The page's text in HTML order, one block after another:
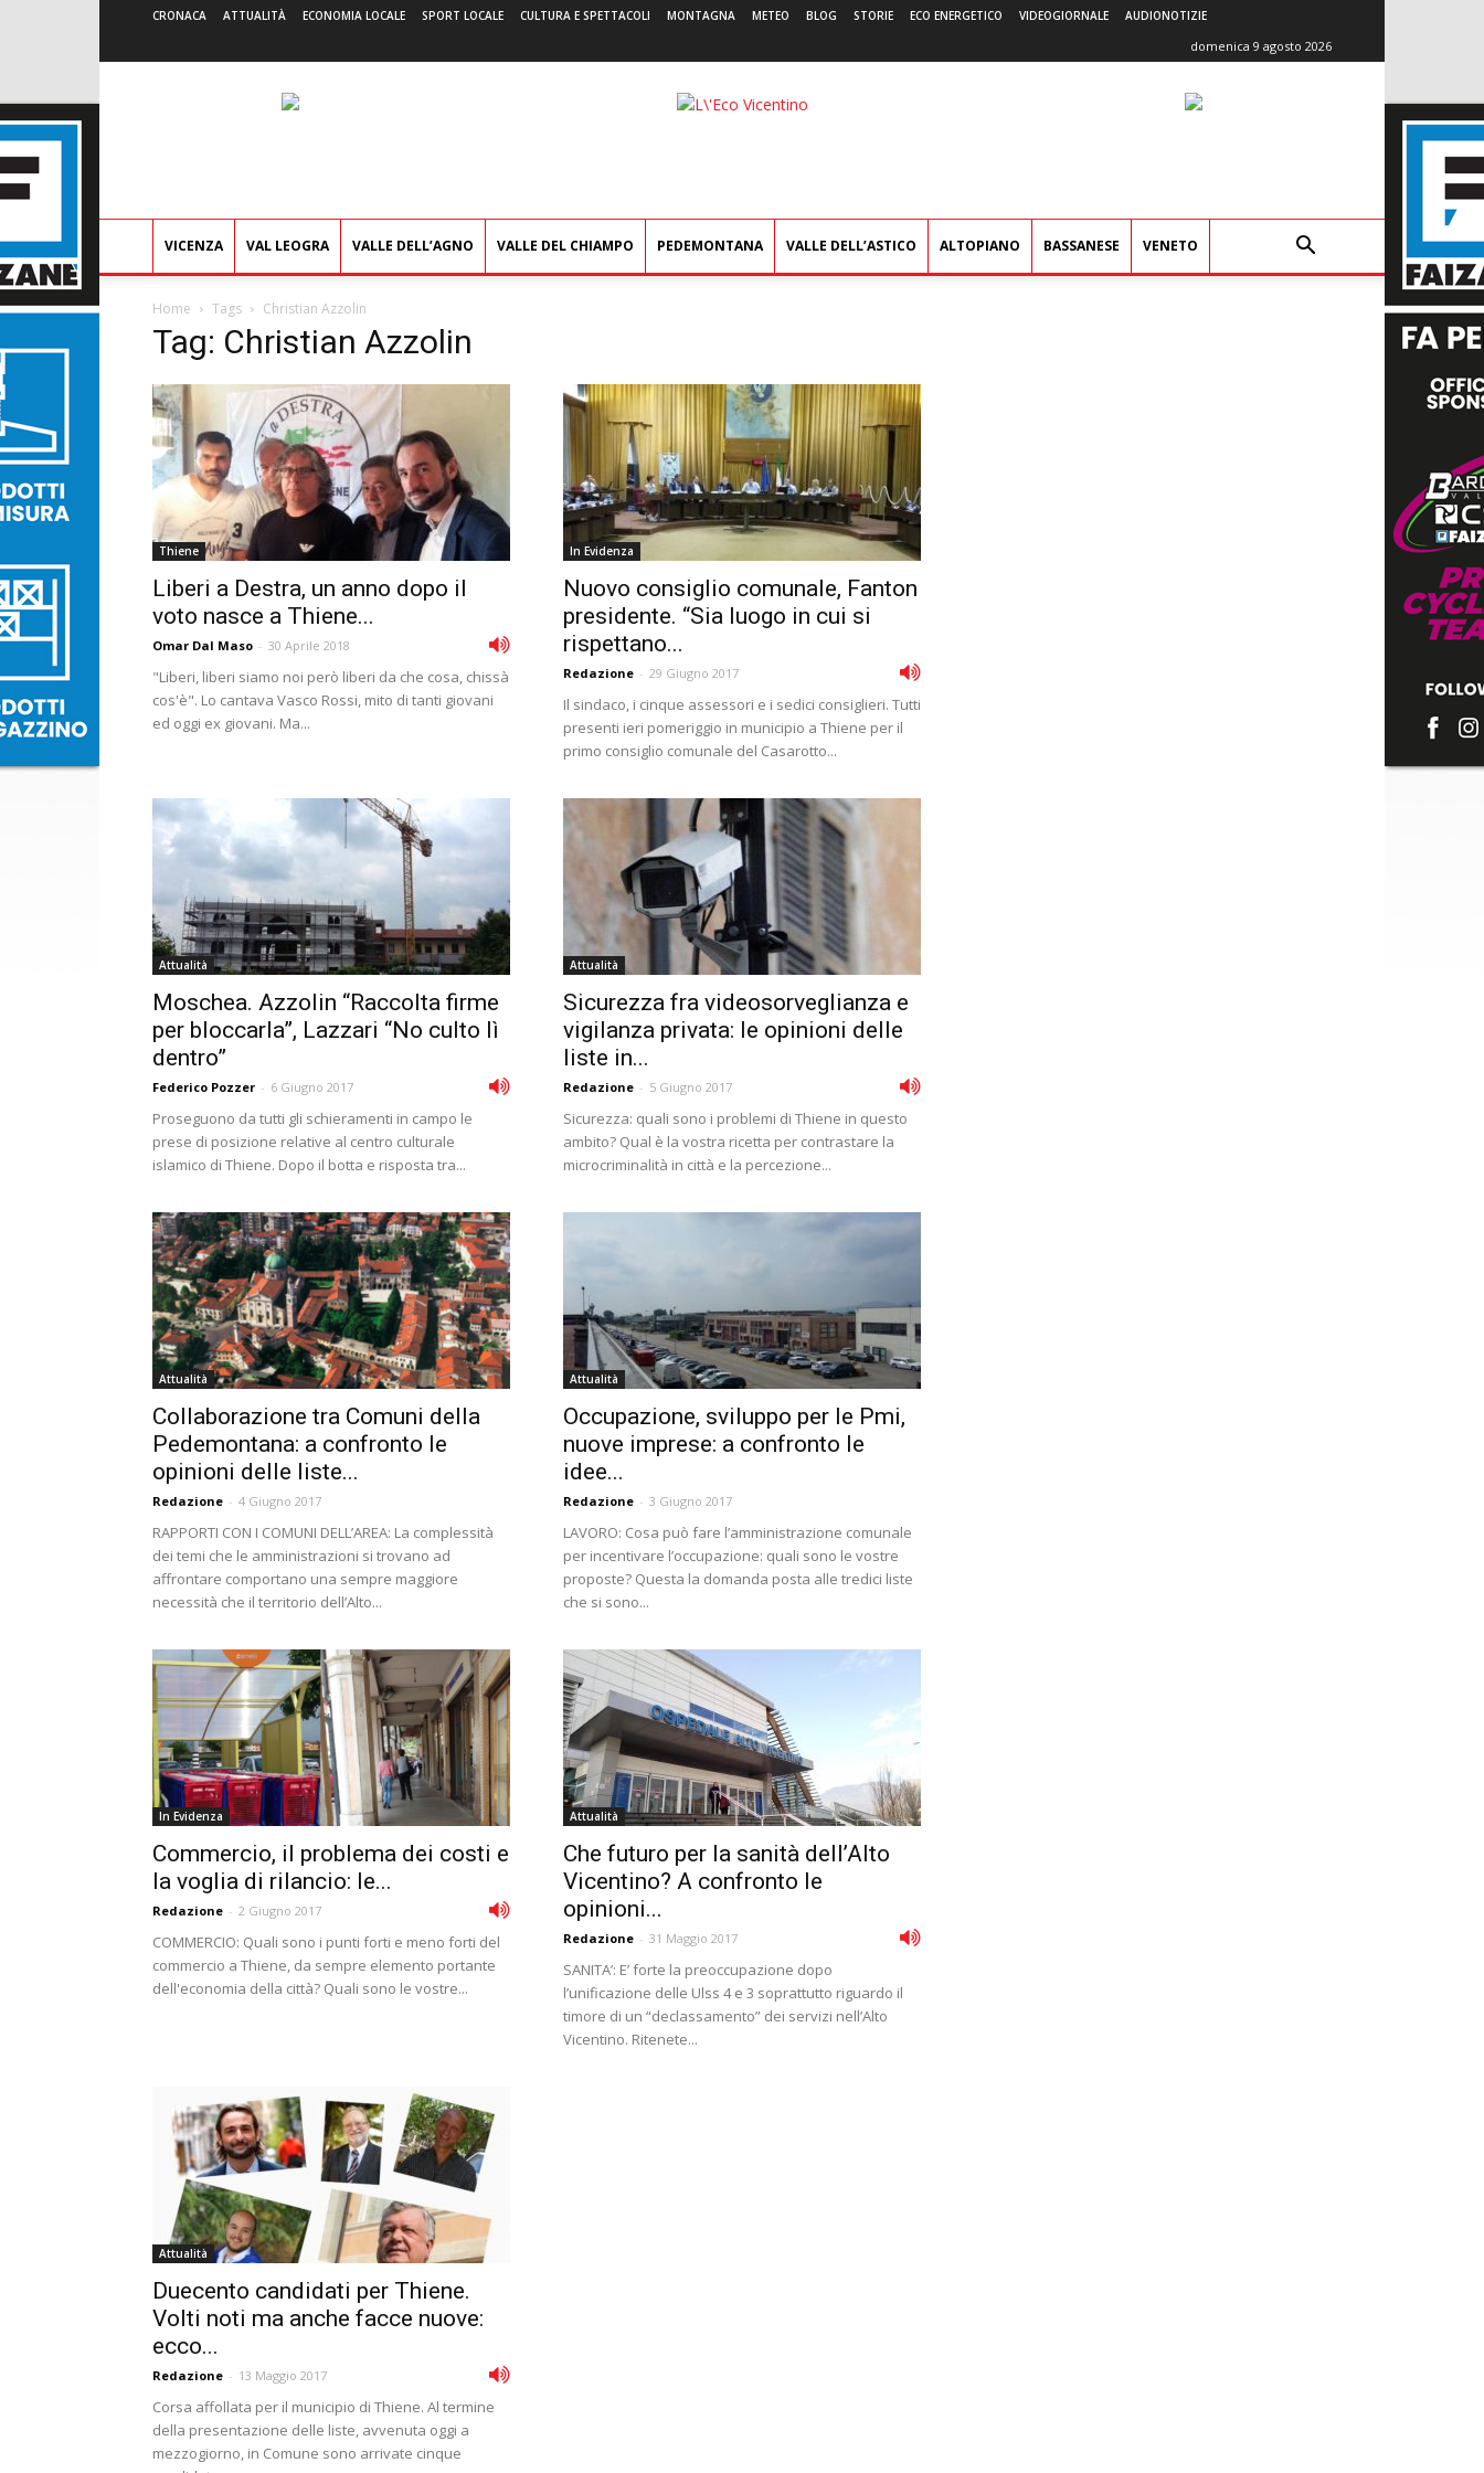
CRONACA ATTUALITÀ ECONOMIA LOCALE SPORT LOCALE CULTURA E SPETTACOLI MONTAGNA METEO BLOG STORIE ECO ENERGETICO VIDEOGIORNALE AUDIONOTIZIE
domenica 9 agosto 2026
L'Eco
VICENZA VAL LEOGRA VALLE DELL’AGNO VALLE DEL CHIAMPO PEDEMONTANA VALLE DELL’ASTICO ALTOPIANO BASSANESE VENETO
Home Tags Christian Azzolin
Tag: Christian Azzolin
Thiene
Liberi a Destra, un anno dopo il
voto nasce a Thiene...
Omar Dal Maso - 30 Aprile 2018
"Liberi, liberi siamo noi però liberi da che cosa, chissà
cos'è". Lo cantava Vasco Rossi, mito di tanti giovani
ed oggi ex giovani. Ma...
In Evidenza
Nuovo consiglio comunale, Fanton
presidente. “Sia luogo in cui si
rispettano...
Redazione - 29 Giugno 2017
Il sindaco, i cinque assessori e i sedici consiglieri. Tutti
presenti ieri pomeriggio in municipio a Thiene per il
primo consiglio comunale del Casarotto...
Attualità
Moschea. Azzolin “Raccolta firme
per bloccarla”, Lazzari “No culto lì
dentro”
Federico Pozzer - 6 Giugno 2017
Proseguono da tutti gli schieramenti in campo le
prese di posizione relative al centro culturale
islamico di Thiene. Dopo il botta e risposta tra...
Attualità
Sicurezza fra videosorveglianza e
vigilanza privata: le opinioni delle
liste in...
Redazione - 5 Giugno 2017
Sicurezza: quali sono i problemi di Thiene in questo
ambito? Qual è la vostra ricetta per contrastare la
microcriminalità in città e la percezione...
Attualità
Collaborazione tra Comuni della
Pedemontana: a confronto le
opinioni delle liste...
Redazione - 4 Giugno 2017
RAPPORTI CON I COMUNI DELL’AREA: La complessità
dei temi che le amministrazioni si trovano ad
affrontare comportano una sempre maggiore
necessità che il territorio dell’Alto...
Attualità
Occupazione, sviluppo per le Pmi,
nuove imprese: a confronto le
idee...
Redazione - 3 Giugno 2017
LAVORO: Cosa può fare l’amministrazione comunale
per incentivare l’occupazione: quali sono le vostre
proposte? Questa la domanda posta alle tredici liste
che si sono...
In Evidenza
Commercio, il problema dei costi e
la voglia di rilancio: le...
Redazione - 2 Giugno 2017
COMMERCIO: Quali sono i punti forti e meno forti del
commercio a Thiene, da sempre elemento portante
dell'economia della città? Quali sono le vostre...
Attualità
Che futuro per la sanità dell’Alto
Vicentino? A confronto le
opinioni...
Redazione - 31 Maggio 2017
SANITA’: E’ forte la preoccupazione dopo
l’unificazione delle Ulss 4 e 3 soprattutto riguardo il
timore di un “declassamento” dei servizi nell’Alto
Vicentino. Ritenete...
Attualità
Duecento candidati per Thiene.
Volti noti ma anche facce nuove:
ecco...
Redazione - 13 Maggio 2017
Corsa affollata per il municipio di Thiene. Al termine
della presentazione delle liste, avvenuta oggi a
mezzogiorno, in Comune sono arrivate cinque